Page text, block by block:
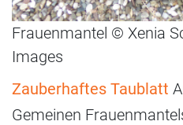
Frauenmantel © Xenia
Images
Zauberhaftes Taublatt
Gemeinen